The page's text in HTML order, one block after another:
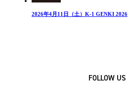
2026年4月11日（土）K-1 GENKI 2026
FOLLOW US